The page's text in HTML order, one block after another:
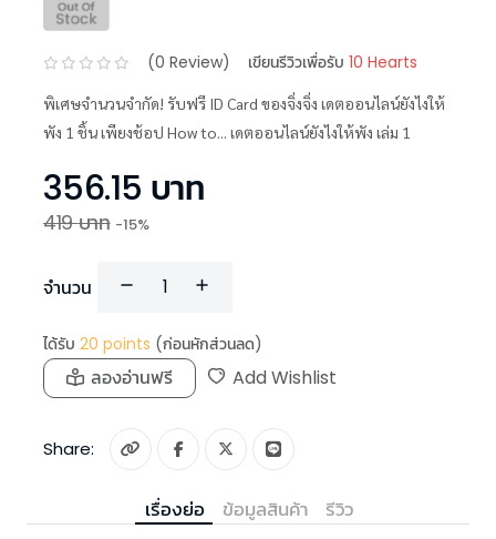
(0 Review) เขียนรีวิวเพื่อรับ 10 Hearts
พิเศษจำนวนจำกัด! รับฟรี ID Card ของจิ่งจิ่ง เดตออนไลน์ยังไงให้
พัง 1 ชิ้น เพียงช้อป How to... เดตออนไลน์ยังไงให้พัง เล่ม 1
356.15 บาท
419บาท -15%
จำนวน
ได้รับ 20 points (ก่อนหักส่วนลด)
ลองอ่านฟรี Add Wishlist
Share:
เรื่องย่อ ข้อมูลสินค้า รีวิว